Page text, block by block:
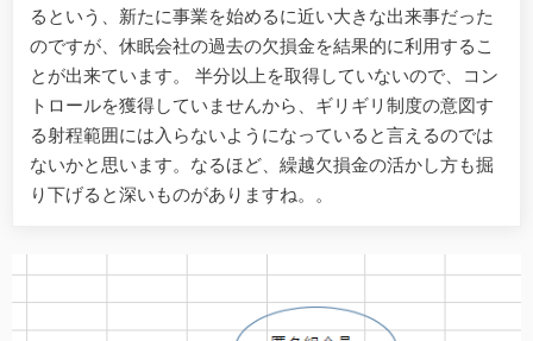
るという、新たに事業を始めるに近い大きな出来事だった
のですが、休眠会社の過去の欠損金を結果的に利用するこ
とが出来ています。 半分以上を取得していないので、コン
トロールを獲得していませんから、ギリギリ制度の意図す
る射程範囲には入らないようになっていると言えるのでは
ないかと思います。なるほど、繰越欠損金の活かし方も掘
り下げると深いものがありますね。。